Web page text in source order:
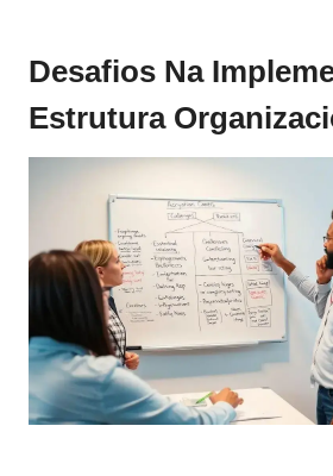
Desafios Na
Estrutura